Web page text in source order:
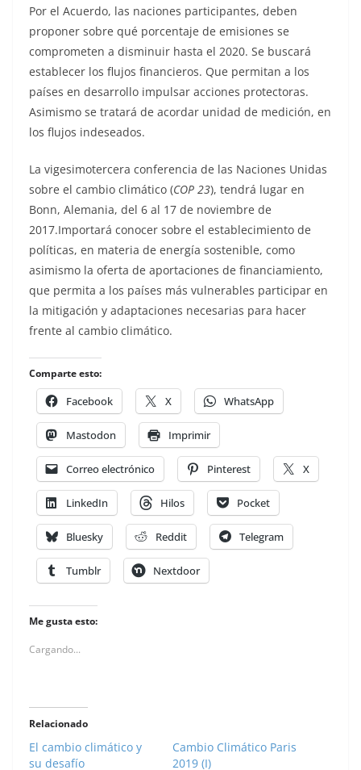
Por el Acuerdo, las naciones participantes, deben
proponer sobre qué porcentaje de emisiones se
comprometen a disminuir hasta el 2020. Se buscará
establecer los flujos financieros. Que permitan a los
países en desarrollo impulsar acciones protectoras.
Asimismo se tratará de acordar unidad de medición, en
los flujos indeseados.
La vigesimotercera conferencia de las Naciones Unidas
sobre el cambio climático (COP 23), tendrá lugar en
Bonn, Alemania, del 6 al 17 de noviembre de
2017.Importará conocer sobre el establecimiento de
políticas, en materia de energía sostenible, como
asimismo la oferta de aportaciones de financiamiento,
que permita a los países más vulnerables participar en
la mitigación y adaptaciones necesarias para hacer
frente al cambio climático.
Comparte esto:
Facebook X WhatsApp
Mastodon Imprimir
Correo electrónico Pinterest X
LinkedIn Hilos Pocket
Bluesky Reddit Telegram
Tumblr Nextdoor
Me gusta esto:
Cargando...
Relacionado
El cambio climático y
su desafío
Cambio Climático Paris
2019 (I)